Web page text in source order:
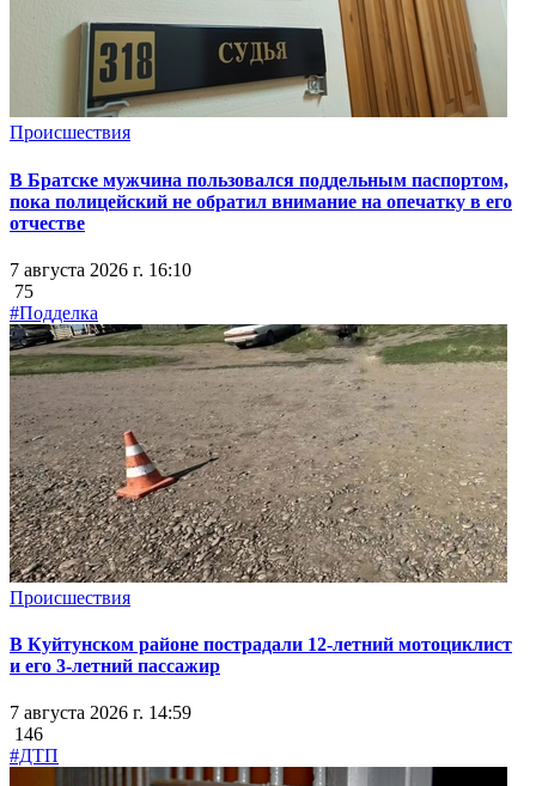
Происшествия
В Братске мужчина пользовался поддельным паспортом,
пока полицейский не обратил внимание на опечатку в его
отчестве
7 августа 2026 г. 16:10
75
#Подделка
Происшествия
В Куйтунском районе пострадали 12-летний мотоциклист
и его 3-летний пассажир
7 августа 2026 г. 14:59
146
#ДТП